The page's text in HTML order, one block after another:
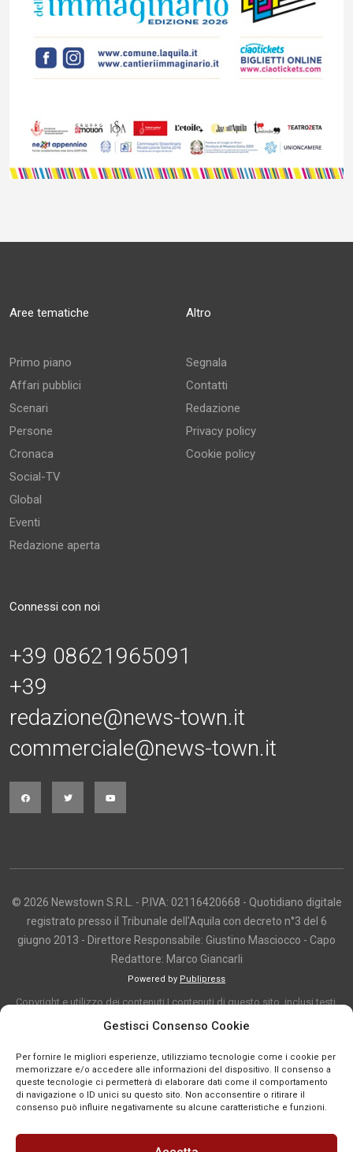
Gestisci Consenso Cookie
Per fornire le migliori esperienze, utilizziamo tecnologie come i cookie per
memorizzare e/o accedere alle informazioni del dispositivo. Il consenso a
queste tecnologie ci permetterà di elaborare dati come il comportamento
di navigazione o ID unici su questo sito. Non acconsentire o ritirare il
consenso può influire negativamente su alcune caratteristiche e funzioni.
Aree tematiche
Primo piano
Affari pubblici
Scenari
Persone
Cronaca
Social-TV
Global
Eventi
Redazione aperta
Altro
Segnala
Contatti
Redazione
Privacy policy
Cookie policy
Connessi con noi
+39 08621965091
+39
redazione@news-town.it
commerciale@news-town.it
© 2026 Newstown S.R.L. - P.IVA: 02116420668 - Quotidiano digitale
registrato presso il Tribunale dell'Aquila con decreto n°3 del 6
giugno 2013 - Direttore Responsabile: Giustino Masciocco - Capo
Redattore: Marco Giancarli
Powered by Publipress
Copyright e utilizzo dei contenuti I contenuti di questo sito, inclusi testi,
articoli, immagini, fotografie, video e grafica, sono protetti da copyright e
indicazione. La riproduzione totale o parziale dei contenuti è consentita
solo previa autorizzazione o citando chiaramente la fonte, con link diretto
alla pagina originale, quando previsto. I contenuti provenienti da terze
parti sono pubblicati a fini informativi e restano di proprietà dei legittimi
titolari dei diritti. Se un contenuto viola diritti d’autore o norme vigenti, è